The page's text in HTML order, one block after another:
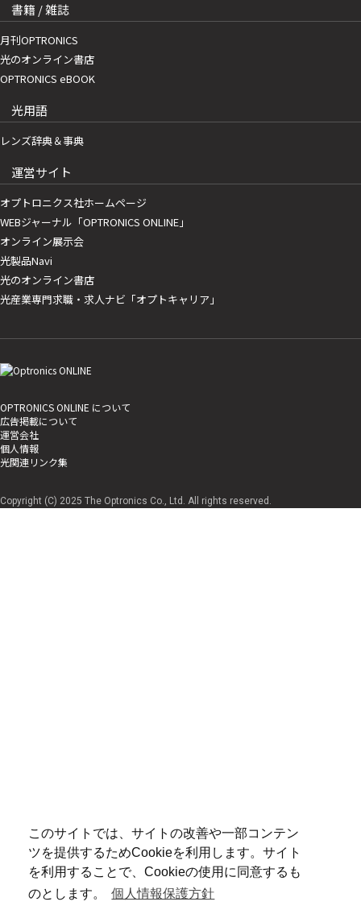
このサイトでは、サイトの改善や一部コンテン
ツを提供するためCookieを利用します。サイト
を利用することで、Cookieの使用に同意するも
のとします。
個人情報保護方針
書籍 / 雑誌
月刊OPTRONICS
光のオンライン書店
OPTRONICS eBOOK
光用語
レンズ辞典＆事典
運営サイト
オプトロニクス社ホームページ
WEBジャーナル「OPTRONICS ONLINE」
オンライン展示会
光製品Navi
光のオンライン書店
光産業専門求職・求人ナビ「オプトキャリア」
OPTRONICS ONLINE について
広告掲載について
運営会社
個人情報
光関連リンク集
Copyright (C) 2025 The Optronics Co., Ltd. All rights reserved.